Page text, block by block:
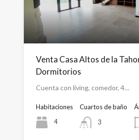
Venta Casa Altos de la
Dormitorios
Cuenta con living, comedor, 4…
Habitaciones
4
Cuartos de baño
3